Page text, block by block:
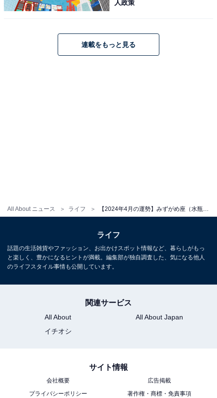
All About ニュース ライフ
占い師：
章月 綾乃
占い、心理テストの執筆、監修。雑誌、Web、広告
タイアップ記事などを多数手がけています。
イラストレーター： tokico
て、「わかりやすく、ゆる可愛く」をモットーに媒
体のコンテンツ理解を促進するようなイラストを制
作しています。雑誌やWeb、結婚式やSNSの似顔絵
人政策
連載をもっと見る
ライフ
話題の生活雑貨やファッション、お出かけスポット情報など、暮らしがもっ
と楽しく、豊かになるヒントが満載。編集部が独自調査した、気になる他人
のライフスタイル事情も公開しています。
関連サービス
All About
All About Japan
イチオシ
サイト情報
会社概要
広告掲載
プライバシーポリシー
著作権・商標・免責事項